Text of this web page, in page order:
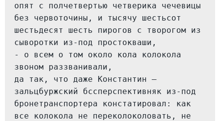
опят с полчетвертью четверика чечевицы
без червоточины, и тысячу шестьсот
шестьдесят шесть пирогов с творогом из
сыворотки из-под простокваши,
- о всем о том около кола колокола
звоном раззванивали,
да так, что даже Константин —
зальцбуржский бссперспективняк из-под
бронетранспортера констатировал: как
все колокола не переколоколовать, не